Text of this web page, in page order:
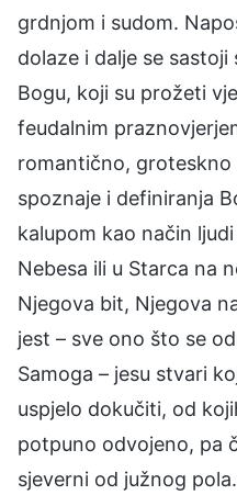
grdnjom i sudom.
dolaze i dalje se
Bogu, koji su prožeti
feudalnim
romantično,
spoznaje i definiranja
kalupom kao način
Nebesa ili u Starca na
Njegova bit, Njegova
jest – sve ono što se
Samoga – jesu stvari
uspjelo dokučiti, od
potpuno odvojeno, pa
sjeverni od južnog